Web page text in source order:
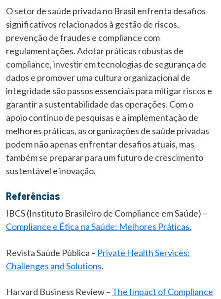
O setor de saúde privada no Brasil enfrenta desafios
significativos relacionados à gestão de riscos,
prevenção de fraudes e compliance com
regulamentações. Adotar práticas robustas de
compliance, investir em tecnologias de segurança de
dados e promover uma cultura organizacional de
integridade são passos essenciais para mitigar riscos e
garantir a sustentabilidade das operações. Com o
apoio contínuo de pesquisas e a implementação de
melhores práticas, as organizações de saúde privadas
podem não apenas enfrentar desafios atuais, mas
também se preparar para um futuro de crescimento
sustentável e inovação.
Referências
IBCS (Instituto Brasileiro de Compliance em Saúde) –
Compliance e Ética na Saúde: Melhores Práticas.
Revista Saúde Pública – Private Health Services:
Challenges and Solutions.
Harvard Business Review – The Impact of Compliance